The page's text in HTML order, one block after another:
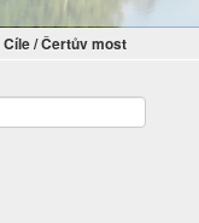
Cíle/Čertův most